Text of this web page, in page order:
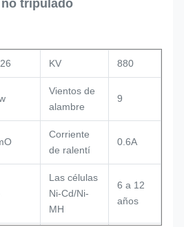
tripulado
KV 880
Vientos de
alambre
9
Corriente
de ralentí
0.6A
Las células
Ni-Cd/Ni-
MH
6 a 12
años